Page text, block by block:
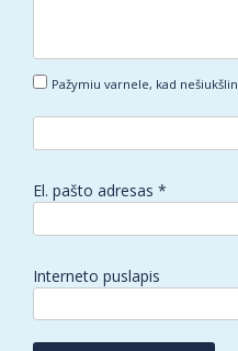
Pažymiu varnele, kad
El. pašto adresas *
Interneto puslapis